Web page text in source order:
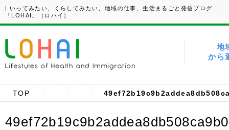
| いってみたい、くらしてみたい、地域の仕事、生活まるごと発信ブログ
「LOHAI」（ロハイ）
地
から
TOP